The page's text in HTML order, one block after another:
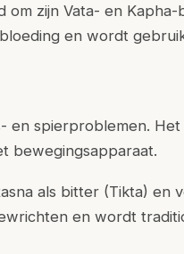
zijn Vata- en Kapha-
en wordt
en spierproblemen.
bewegingsapparaat.
als bitter (Tikta) en
en wordt